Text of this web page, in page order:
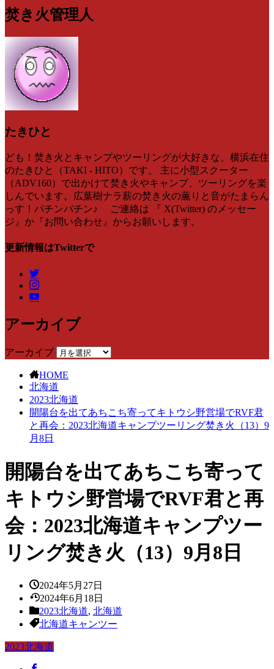
焚き火管理人
たきひと
ども！焚き火とキャンプやツーリングが大好きな、横浜在住
のたきひと（TAKI - HITO）です。 主に小型スクーター
（ADV160）で出かけて焚き火やキャンプ、ツーリングを楽
しんでいます。広葉樹ナラ薪の焚き火の薫りと音がたまらん
っす！パチンパチン♪ ご連絡は 『 X(Twitter) のメッセー
ジ』か『お問い合わせ』からお願いします。
更新情報はTwitterで
アーカイブ
アーカイブ
HOME
北海道
2023北海道
開陽台を出てあちこち寄ってキトウシ野営場でRVF君
と再会：2023北海道キャンプツーリング焚き火（13）9
月8日
開陽台を出てあちこち寄って
キトウシ野営場でRVF君と再
会：2023北海道キャンプツー
リング焚き火（13）9月8日
2024年5月27日
2024年6月18日
2023北海道, 北海道
北海道キャンツー
2023北海道